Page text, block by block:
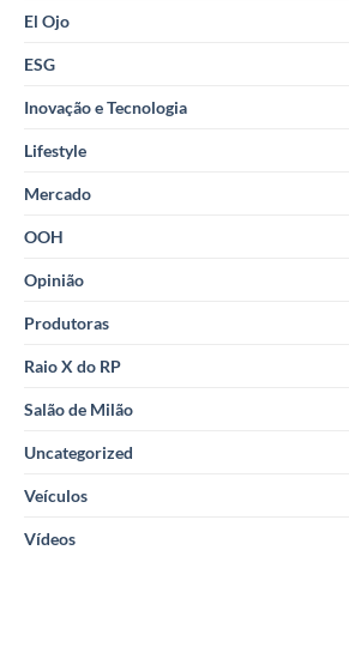
El Ojo
ESG
Inovação e Tecnologia
Lifestyle
Mercado
OOH
Opinião
Produtoras
Raio X do RP
Salão de Milão
Uncategorized
Veículos
Vídeos